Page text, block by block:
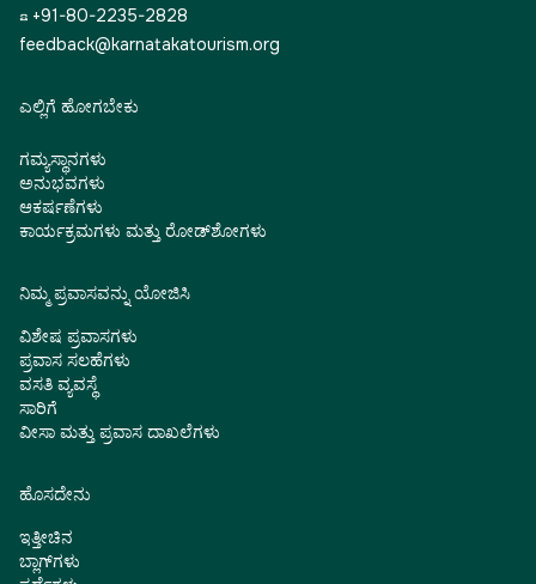
☎ +91-80-2235-2828
feedback@karnatakatourism.org
ಎಲ್ಲಿಗೆ ಹೋಗಬೇಕು
ಗಮ್ಯಸ್ಥಾನಗಳು
ಅನುಭವಗಳು
ಆಕರ್ಷಣೆಗಳು
ಕಾರ್ಯಕ್ರಮಗಳು ಮತ್ತು ರೋಡ್‌ಶೋಗಳು
ನಿಮ್ಮ ಪ್ರವಾಸವನ್ನು ಯೋಜಿಸಿ
ವಿಶೇಷ ಪ್ರವಾಸಗಳು
ಪ್ರವಾಸ ಸಲಹೆಗಳು
ವಸತಿ ವ್ಯವಸ್ಥೆ
ಸಾರಿಗೆ
ವೀಸಾ ಮತ್ತು ಪ್ರವಾಸ ದಾಖಲೆಗಳು
ಹೊಸದೇನು
ಇತ್ತೀಚಿನ
ಬ್ಲಾಗ್‌ಗಳು